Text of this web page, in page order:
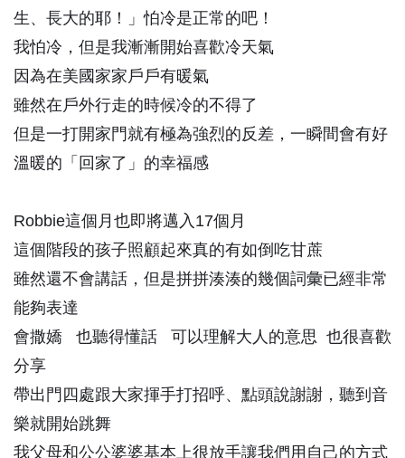
生、長大的耶！」怕冷是正常的吧！
我怕冷，但是我漸漸開始喜歡冷天氣
因為在美國家家戶戶有暖氣
雖然在戶外行走的時候冷的不得了
但是一打開家門就有極為強烈的反差，一瞬間會有好
溫暖的「回家了」的幸福感
Robbie這個月也即將邁入17個月
這個階段的孩子照顧起來真的有如倒吃甘蔗
雖然還不會講話，但是拼拼湊湊的幾個詞彙已經非常
能夠表達
會撒嬌 也聽得懂話 可以理解大人的意思 也很喜歡
分享
帶出門四處跟大家揮手打招呼、點頭說謝謝，聽到音
樂就開始跳舞
我父母和公公婆婆基本上很放手讓我們用自己的方式